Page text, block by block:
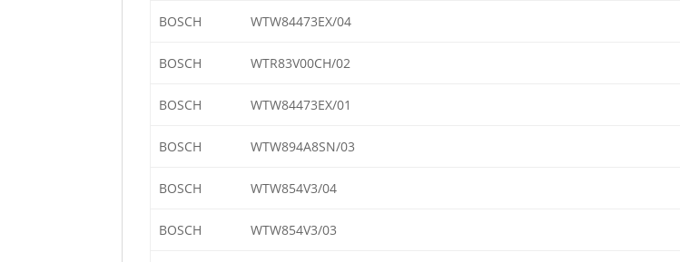
BOSCH WTW84473EX/04
BOSCH WTR83V00CH/02
BOSCH WTW84473EX/01
BOSCH WTW894A8SN/03
BOSCH WTW854V3/04
BOSCH WTW854V3/03